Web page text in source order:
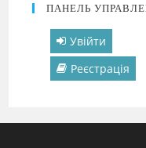
ПАНЕЛЬ
Увійти
Реєстрація